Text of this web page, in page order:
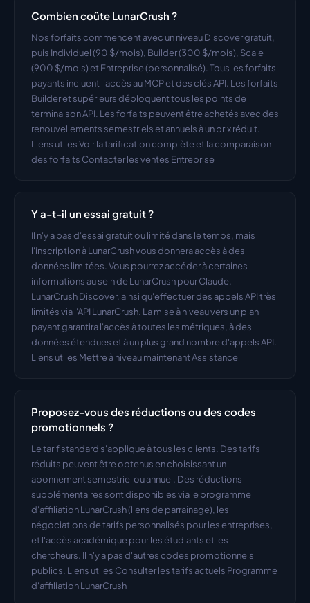
Combien coûte LunarCrush ?
Nos forfaits commencent avec un niveau Discover gratuit,
puis Individuel (90 $/mois), Builder (300 $/mois), Scale
(900 $/mois) et Entreprise (personnalisé). Tous les forfaits
payants incluent l'accès au MCP et des clés API. Les forfaits
Builder et supérieurs débloquent tous les points de
terminaison API. Les forfaits peuvent être achetés avec des
renouvellements semestriels et annuels à un prix réduit.
Liens utiles Voir la tarification complète et la comparaison
des forfaits Contacter les ventes Entreprise
Y a-t-il un essai gratuit ?
Il n'y a pas d'essai gratuit ou limité dans le temps, mais
l'inscription à LunarCrush vous donnera accès à des
données limitées. Vous pourrez accéder à certaines
informations au sein de LunarCrush pour Claude,
LunarCrush Discover, ainsi qu'effectuer des appels API très
limités via l'API LunarCrush. La mise à niveau vers un plan
payant garantira l'accès à toutes les métriques, à des
données étendues et à un plus grand nombre d'appels API.
Liens utiles Mettre à niveau maintenant Assistance
Proposez-vous des réductions ou des codes
promotionnels ?
Le tarif standard s'applique à tous les clients. Des tarifs
réduits peuvent être obtenus en choisissant un
abonnement semestriel ou annuel. Des réductions
supplémentaires sont disponibles via le programme
d'affiliation LunarCrush (liens de parrainage), les
négociations de tarifs personnalisés pour les entreprises,
et l'accès académique pour les étudiants et les
chercheurs. Il n'y a pas d'autres codes promotionnels
publics. Liens utiles Consulter les tarifs actuels Programme
d'affiliation LunarCrush